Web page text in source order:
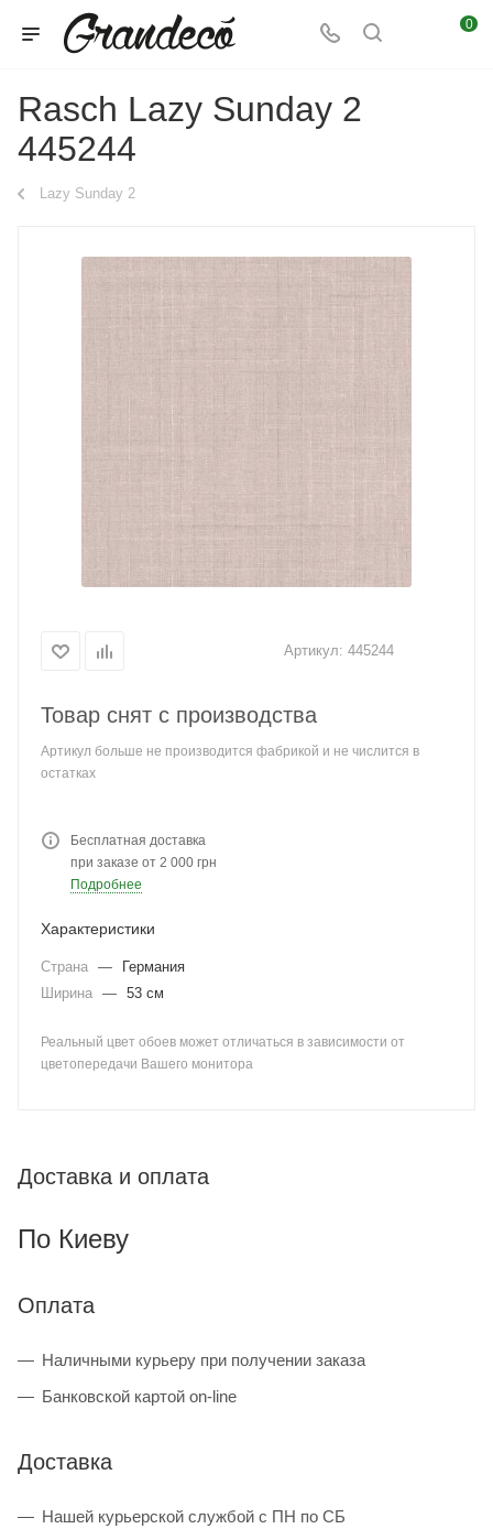
0
Rasch Lazy Sunday 2
445244
Lazy Sunday 2
Артикул: 445244
Товар снят с производства
Артикул больше не производится фабрикой и не числится в
остатках
Бесплатная доставка
при заказе от 2 000 грн
Подробнее
Характеристики
Страна —
Германия
Ширина — 53 см
Реальный цвет обоев может отличаться в зависимости от
цветопередачи Вашего монитора
Доставка и оплата
По Киеву
Оплата
Наличными курьеру при получении заказа
Банковской картой on-line
Доставка
Нашей курьерской службой с ПН по СБ